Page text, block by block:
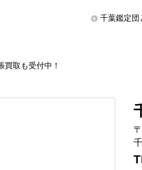
取も受付中！
千葉鑑定団